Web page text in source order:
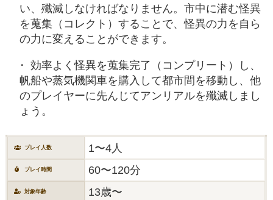
い、殲滅しなければなりません。市中に潜む怪異
を蒐集（コレクト）することで、怪異の力を自ら
の力に変えることができます。
効率よく怪異を蒐集完了（コンプリート）し、
帆船や蒸気機関車を購入して都市間を移動し、他
のプレイヤーに先んじてアンリアルを殲滅しまし
ょう。
プレイ人数 1〜4人
プレイ時間 60〜120分
対象年齢 13歳〜